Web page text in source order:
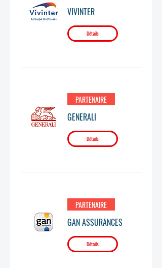
VIVINTER
Détails
PARTENAIRE
GENERALI
Détails
PARTENAIRE
GAN ASSURANCES
Détails